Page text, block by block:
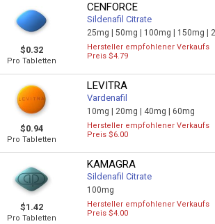
$0.32
Pro Tabletten
CENFORCE
Sildenafil Citrate
25mg |50mg | 100mg | 150mg |
Hersteller empfohlener Verkaufs
Preis $4.79
$0.94
Pro Tabletten
LEVITRA
Vardenafil
10mg | 20mg | 40mg | 60mg
Hersteller empfohlener Verkaufs
Preis $6.00
$1.42
Pro Tabletten
KAMAGRA
Sildenafil Citrate
100mg
Hersteller empfohlener Verkaufs
Preis $4.00